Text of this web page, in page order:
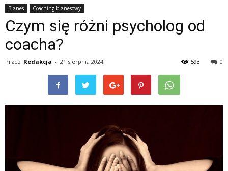
Biznes Coaching biznesowy
Czym się różni psycholog od
coacha?
Przez Redakcja - 21 sierpnia 2024 0
593